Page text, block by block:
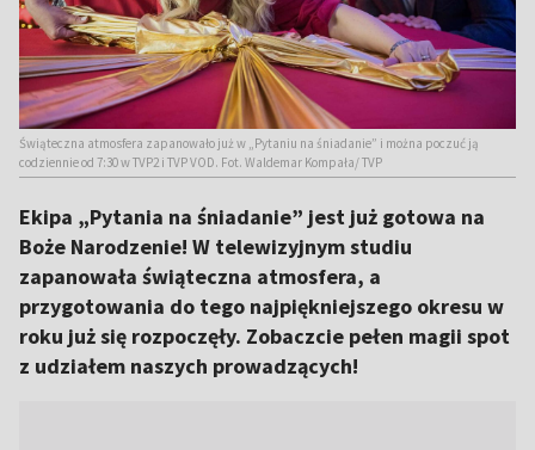
Świąteczna atmosfera zapanowało już w „Pytaniu na śniadanie” i można poczuć ją
codziennie od 7:30 w TVP2 i TVP VOD. Fot. Waldemar Kompała/ TVP
Ekipa „Pytania na śniadanie” jest już gotowa na
Boże Narodzenie! W telewizyjnym studiu
zapanowała świąteczna atmosfera, a
przygotowania do tego najpiękniejszego okresu w
roku już się rozpoczęły. Zobaczcie pełen magii spot
z udziałem naszych prowadzących!